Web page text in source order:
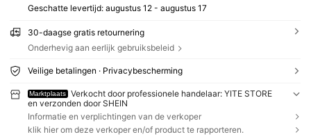
Geschatte levertijd: augustus 12 - augustus 17
30-daagse gratis retournering
Onderhevig aan eerlijk gebruiksbeleid
Veilige betalingen · Privacybescherming
Marktplaats
Verkocht door professionele handelaar: YITE STORE
en verzonden door SHEIN
Informatie en verplichtingen van de verkoper
klik hier om deze verkoper en/of product te rapporteren.